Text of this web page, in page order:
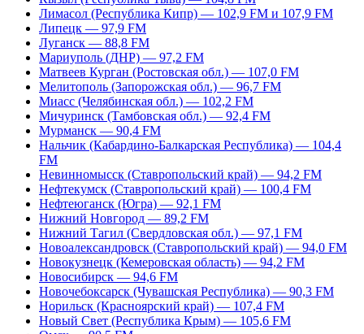
Лимасол (Республика Кипр) — 102,9 FM и 107,9 FM
Липецк — 97,9 FM
Луганск — 88,8 FM
Мариуполь (ДНР) — 97,2 FM
Матвеев Курган (Ростовская обл.) — 107,0 FM
Мелитополь (Запорожская обл.) — 96,7 FM
Миасс (Челябинская обл.) — 102,2 FM
Мичуринск (Тамбовская обл.) — 92,4 FM
Мурманск — 90,4 FM
Нальчик (Кабардино-Балкарская Республика) — 104,4
FM
Невинномысск (Ставропольский край) — 94,2 FM
Нефтекумск (Ставропольский край) — 100,4 FM
Нефтеюганск (Югра) — 92,1 FM
Нижний Новгород — 89,2 FM
Нижний Тагил (Свердловская обл.) — 97,1 FM
Новоалександровск (Ставропольский край) — 94,0 FM
Новокузнецк (Кемеровская область) — 94,2 FM
Новосибирск — 94,6 FM
Новочебоксарск (Чувашская Республика) — 90,3 FM
Норильск (Красноярский край) — 107,4 FM
Новый Свет (Республика Крым) — 105,6 FM